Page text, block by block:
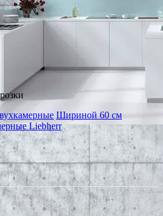
Шириной 60 см
Liebherr